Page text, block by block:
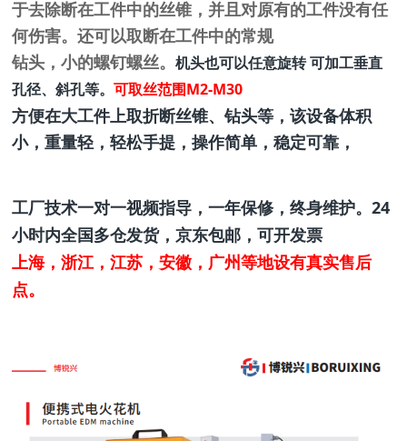
于去除断在工件中的丝锥，并且对原有的工件没有任
何伤害。还可以取断在工件中的常规
钻头，小的螺钉螺丝。机头也可以任意旋转 可加工垂直
孔径、斜孔等。可取丝范围M2-M30
方便在大工件上取折断丝锥、钻头等，该设备体积
小，重量轻，轻松手提，操作简单，稳定可靠，
工厂技术一对一视频指导，一年保修，终身维护。24
小时内全国多仓发货，京东包邮，可开发票
上海，浙江，江苏，安徽，广州等地设有真实售后
点。